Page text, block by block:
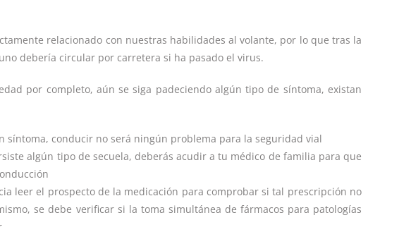
relacionado con nuestras habilidades al volante, por lo que tras la
debería circular por carretera si ha pasado el virus.
por completo, aún se siga padeciendo algún tipo de síntoma, existan
síntoma, conducir no será ningún problema para la seguridad vial
algún tipo de secuela, deberás acudir a tu médico de familia para que
leer el prospecto de la medicación para comprobar si tal prescripción no
se debe verificar si la toma simultánea de fármacos para patologías